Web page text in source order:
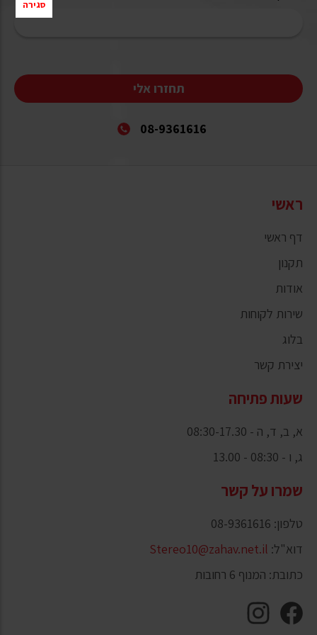
תחזרו אלי
08-9361616
ראשי
דף ראשי
תקנון
אודות
שירות לקוחות
בלוג
יצירת קשר
שעות פתיחה
א, ב, ד, ה - 08:30-17.30
ג, ו - 08:30 - 13.00
שמרו על קשר
טלפון: 08-9361616
דוא"ל: Stereo10@zahav.net.il
כתובת: המנוף 6 רחובות
סגירה